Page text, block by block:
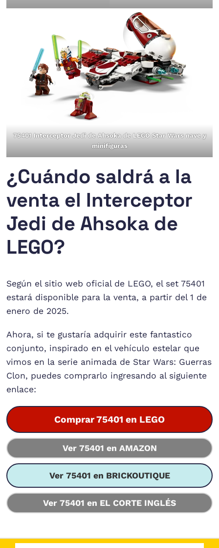
75401 Interceptor Jedi de Ahsoka de LEGO Star Wars nave y
minifiguras
¿Cuándo saldrá a la
venta el Interceptor
Jedi de Ahsoka de
LEGO?
Según el sitio web oficial de LEGO, el set 75401
estará disponible para la venta, a partir del 1 de
enero de 2025.
Ahora, si te gustaría adquirir este fantastico
conjunto, inspirado en el vehículo estelar que
vimos en la serie animada de Star Wars: Guerras
Clon, puedes comprarlo ingresando al siguiente
enlace:
Comprar 75401 en LEGO
Ver 75401 en AMAZON
Ver 75401 en BRICKOUTIQUE
Ver 75401 en EL CORTE INGLÉS